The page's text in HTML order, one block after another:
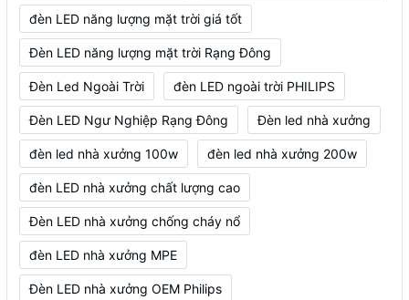
đèn LED năng lượng mặt trời giá tốt
Đèn LED năng lượng mặt trời Rạng Đông
Đèn Led Ngoài Trời đèn LED ngoài trời PHILIPS
Đèn LED Ngư Nghiệp Rạng Đông Đèn led nhà xưởng
đèn led nhà xưởng 100w đèn led nhà xưởng 200w
đèn LED nhà xưởng chất lượng cao
Đèn LED nhà xưởng chống cháy nổ
đèn LED nhà xưởng MPE
Đèn LED nhà xưởng OEM Philips